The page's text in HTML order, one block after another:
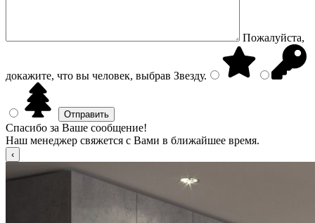
Пожалуйста,
докажите, что вы человек, выбрав Звезду.
Спасибо за Ваше сообщение!
Наш менеджер свяжется с Вами в ближайшее время.